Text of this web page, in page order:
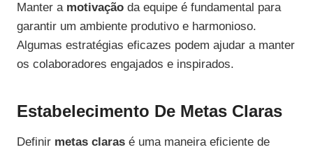
Manter a motivação da equipe é fundamental para
garantir um ambiente produtivo e harmonioso.
Algumas estratégias eficazes podem ajudar a manter
os colaboradores engajados e inspirados.
Estabelecimento De Metas Claras
Definir metas claras é uma maneira eficiente de